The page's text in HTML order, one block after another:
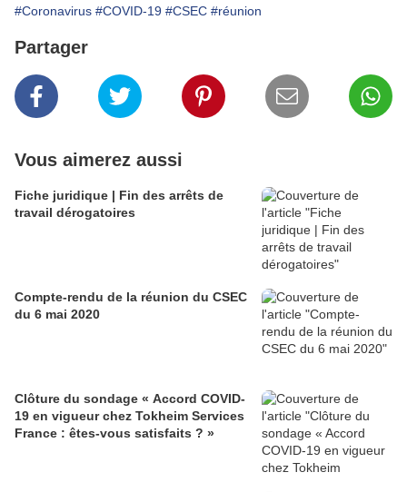
#Coronavirus #COVID-19 #CSEC #réunion
Partager
Vous aimerez aussi
Fiche juridique | Fin des arrêts de
travail dérogatoires
Compte-rendu de la réunion du CSEC
du 6 mai 2020
Clôture du sondage « Accord COVID-
19 en vigueur chez Tokheim Services
France : êtes-vous satisfaits ? »